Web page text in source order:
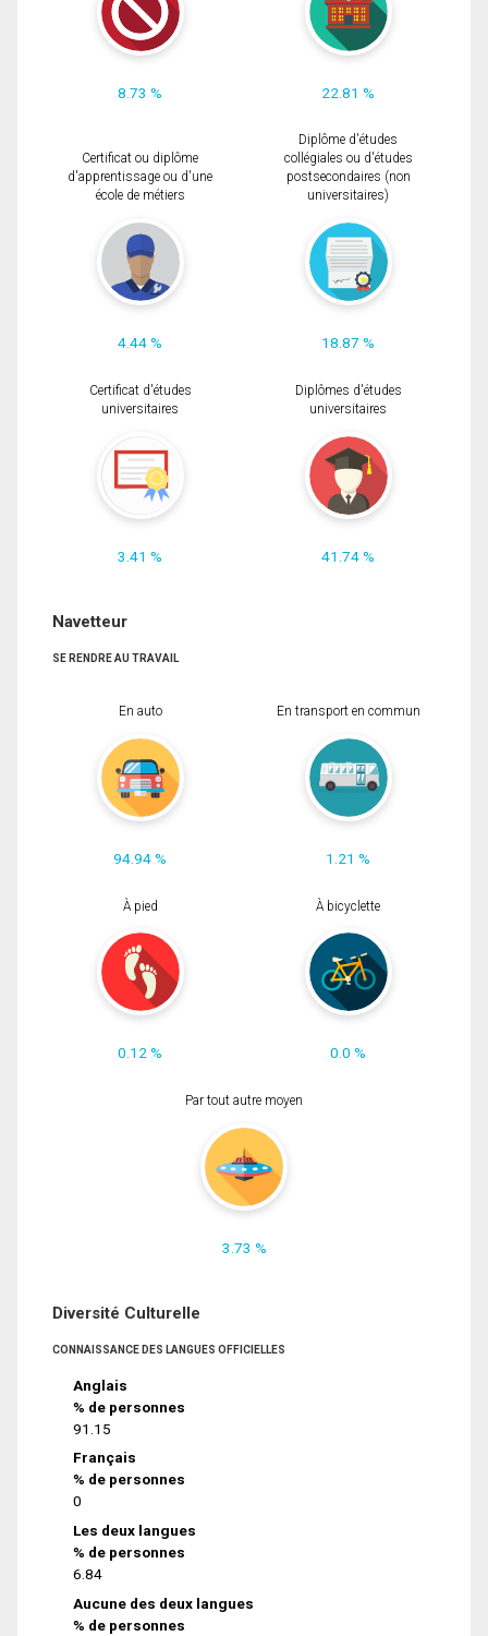
8.73 % 22.81 %
Certificat ou diplôme
d'apprentissage ou d'une
école de métiers
4.44 %
Diplôme d'études
collégiales ou d'études
postsecondaires (non
universitaires)
18.87 %
Certificat d'études
universitaires
3.41 %
Diplômes d'études
universitaires
41.74 %
Navetteur
SE RENDRE AU TRAVAIL
En auto
94.94 %
En transport en commun
1.21 %
À pied
0.12 %
À bicyclette
0.0 %
Par tout autre moyen
3.73 %
Diversité Culturelle
CONNAISSANCE DES LANGUES OFFICIELLES
Anglais
% de personnes
91.15
Français
% de personnes
0
Les deux langues
% de personnes
6.84
Aucune des deux langues
% de personnes